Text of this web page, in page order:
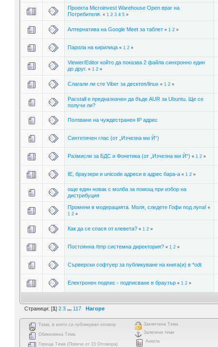
Проекта Microinvest Warehouse Open враг на
Потребителя. « 1 2 3 4 5»
Алтернатива на Google Meet за таблет « 1 2»
Парола на кирилица « 1 2»
Viewer/Editor който да показва 2 файла синхронно един
до друг. « 1 2»
Слагaли ли сте Viber за десктоп/linux « 1 2»
Pacstall е предназначен да бъде AUR за Ubuntu. Ще се
получи ли?
Ползване на чуждестранeн IP адрес
Синтетичен глас (от „Изчезна ми Ѝ“)
Размисли за БДС и Фонетика (от „Изчезна ми Ѝ“) « 1 2»
IE, браузери и unicode адреси в адрес бара-а « 1 2»
още един новак с молба за помощ при избор на
дистрибуция
Промени в модерацията. Моля, следете Гофи под лупа! «
1 2»
Как да се спася от клевета? « 1 2»
Постоянна /tmp системна директория? « 1 2»
Сърверски софтуер за публикуване на книга(и) в *odt
Електронен подпис - подписване в браузър « 1 2»
Страници: [1] 2 3 ... 117 Нагоре
Тема, в която си публикувал отговор
Обикновена Тема
Гореща Тема (Повече от 15 Отговора)
Заключена Тема
Залепени теми
Анкета